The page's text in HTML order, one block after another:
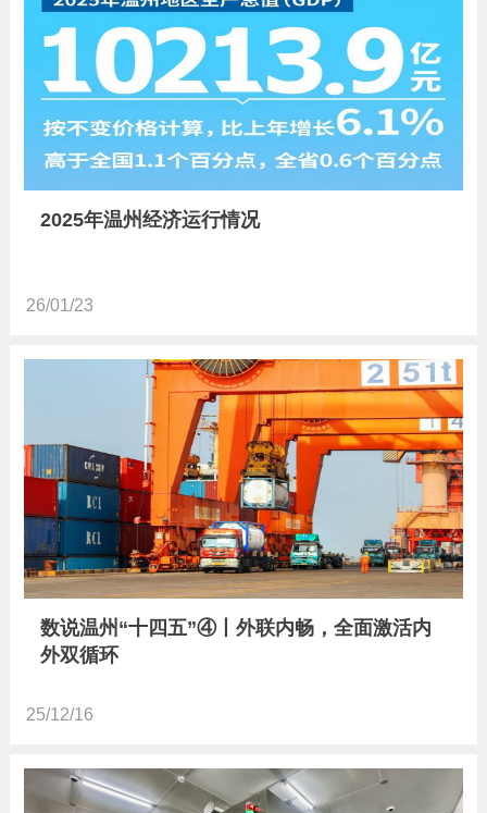
2025年温州经济运行情况
26/01/23
数说温州“十四五”④丨外联内畅，全面激活内
外双循环
25/12/16